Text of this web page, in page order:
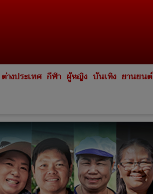
ต่างประเทศ กีฬา ผู้หญิง บันเทิง ยานยนต์